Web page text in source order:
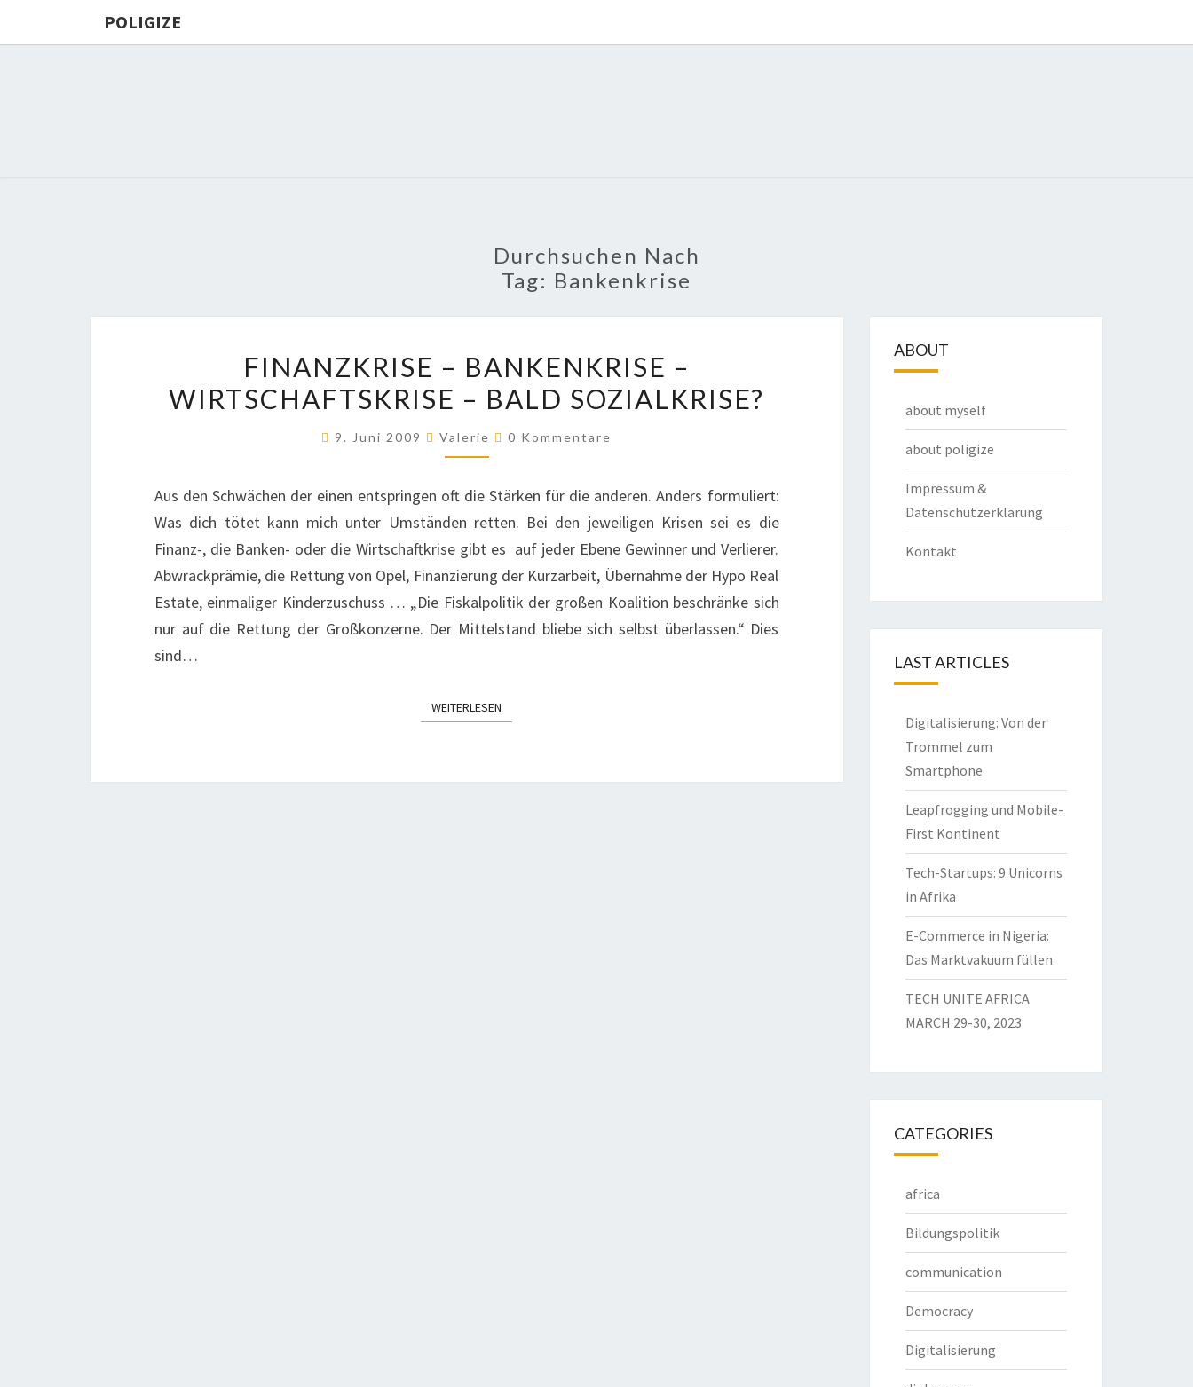
POLIGIZE
Durchsuchen Nach
Tag: Bankenkrise
–
BANKENKRISE
WIRTSCHAFTSKRISE
BALD
SOZIALKRISE?
FINANZKRISE – BANKENKRISE –
WIRTSCHAFTSKRISE – BALD SOZIALKRISE?
9. Juni 2009 Valerie Kommentare
0 Kommentare
Aus den Schwächen der einen entspringen oft die Stärken für die anderen. Anders formuliert:
Was dich tötet kann mich unter Umständen retten. Bei den jeweiligen Krisen sei es die
Finanz-, die Banken- oder die Wirtschaftkrise gibt es auf jeder Ebene Gewinner und Verlierer.
Abwrackprämie, die Rettung von Opel, Finanzierung der Kurzarbeit, Übernahme der Hypo Real
Estate, einmaliger Kinderzuschuss … „Die Fiskalpolitik der großen Koalition beschränke sich
nur auf die Rettung der Großkonzerne. Der Mittelstand bliebe sich selbst überlassen.“ Dies
sind…
WEITERLESEN
ABOUT
about myself
about poligize
Impressum &
Datenschutzerklärung
Kontakt
LAST ARTICLES
Digitalisierung: Von der
Trommel zum
Smartphone
Leapfrogging und Mobile-
First Kontinent
Tech-Startups: 9 Unicorns
in Afrika
E-Commerce in Nigeria:
Das Marktvakuum füllen
TECH UNITE AFRICA
MARCH 29-30, 2023
CATEGORIES
africa
Bildungspolitik
communication
Democracy
Digitalisierung